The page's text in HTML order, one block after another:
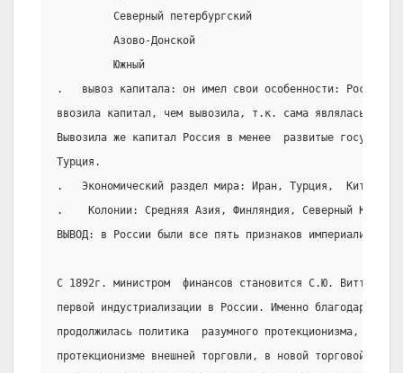
         Северный петербургский
         Азово-Донской
         Южный
.   вывоз капитала: он имел свои особенности: Россия в
ввозила капитал, чем вывозила, т.к. сама являлась
Вывозила же капитал Россия в менее  развитые
Турция.
.   Экономический раздел мира: Иран, Турция,  Китай
.    Колонии: Средняя Азия, Финляндия, Северный Кавказ.
ВЫВОД: в России были все пять признаков империализма.
С 1892г. министром  финансов становится С.Ю. Витте,
первой индустриализации в России. Именно благодаря
продолжилась политика  разумного протекционизма,
протекционизме внешней торговли, в новой торговой